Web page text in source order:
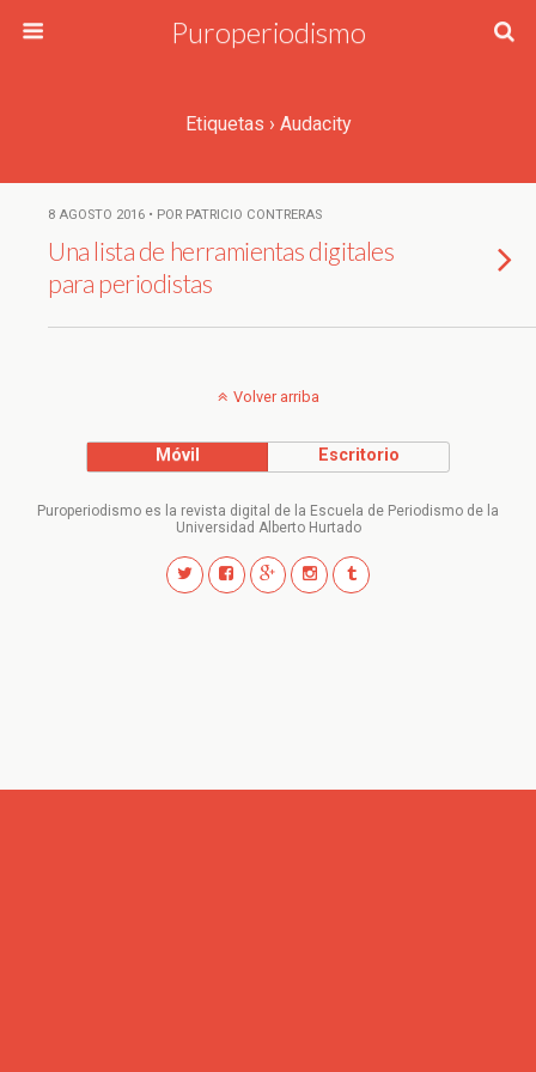
Puroperiodismo
Etiquetas › Audacity
8 AGOSTO 2016 • POR PATRICIO CONTRERAS
Una lista de herramientas digitales
para periodistas
Volver arriba
Móvil Escritorio
Puroperiodismo es la revista digital de la Escuela de Periodismo de la
Universidad Alberto Hurtado